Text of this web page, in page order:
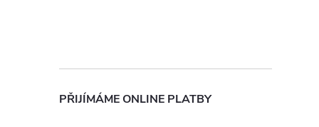
e
PŘIJÍMÁME ONLINE PLATBY